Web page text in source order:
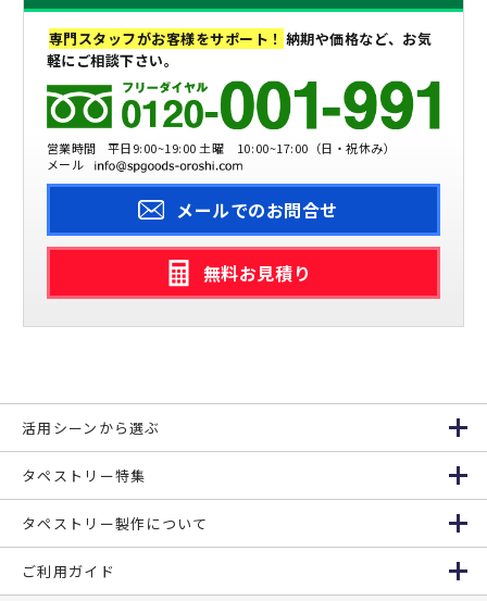
専門スタッフがお客様をサポート！ 納期や価格など、お気
軽にご相談下さい。
営業時間
平日9:00~19:00 土曜 10:00~17:00（日・祝休み）
メール
メールでのお問合せ
無料お見積り
活用シーンから選ぶ
タペストリー特集
タペストリー製作について
ご利用ガイド